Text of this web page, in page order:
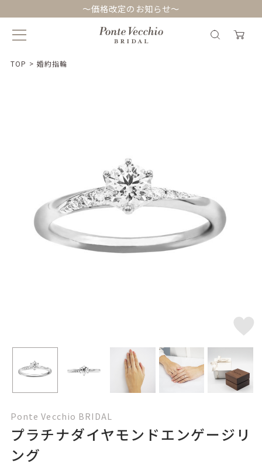
～価格改定のお知らせ～
TOP > 婚約指輪
Ponte Vecchio BRIDAL
プラチナダイヤモンドエンゲージリ
ング